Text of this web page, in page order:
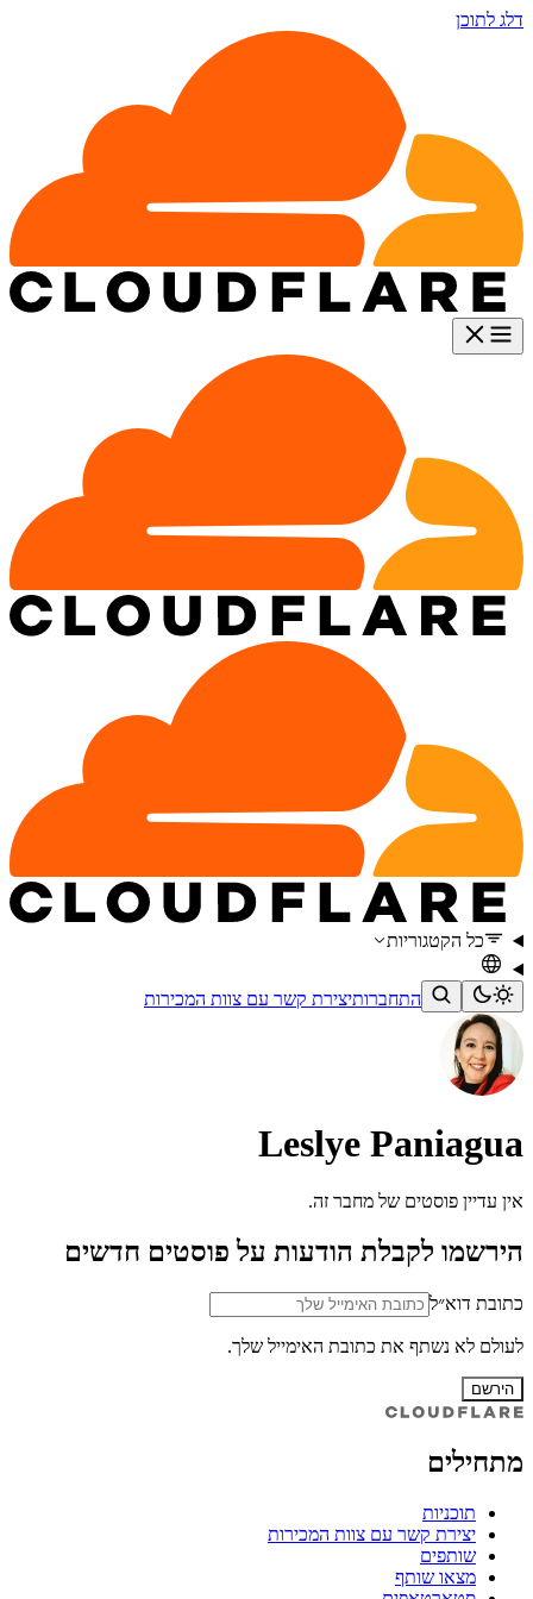
דלג לתוכן
כל הקטגוריות
התחברותיצירת קשר עם צוות המכירות
Leslye Paniagua
אין עדיין פוסטים של מחבר זה.
הירשמו לקבלת הודעות על פוסטים חדשים
כתובת דוא״ל
לעולם לא נשתף את כתובת האימייל שלך.
הירשם
מתחילים
תוכניות
יצירת קשר עם צוות המכירות
שותפים
מצאו שותף